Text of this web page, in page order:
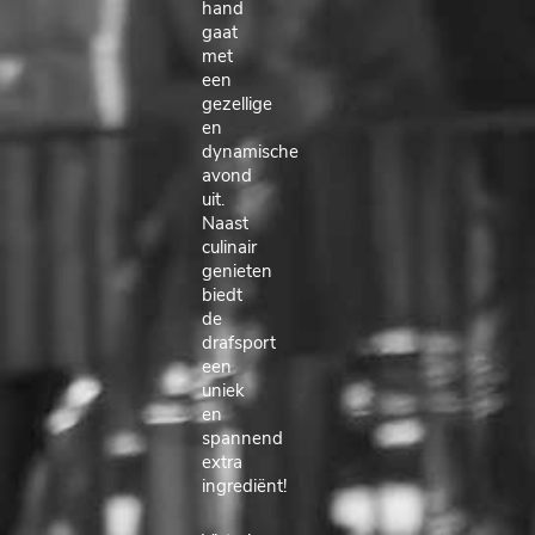
hand
gaat
met
een
gezellige
en
dynamische
avond
uit.
Naast
culinair
genieten
biedt
de
drafsport
een
uniek
en
spannend
extra
ingrediënt!